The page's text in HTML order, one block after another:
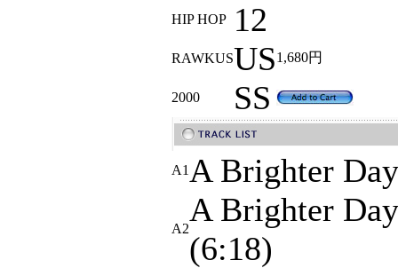
HIP HOP 12
RAWKUSUS1,680円
2000 SS
A1 A Brighter
A2
A Brighter
(6:18)